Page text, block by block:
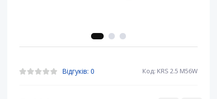
Відгуків: 0 Код: KRS 2.5 M56W